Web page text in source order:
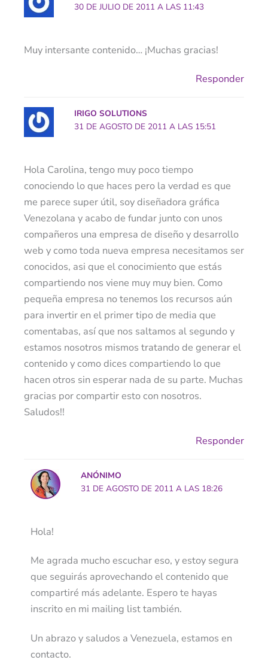
30 DE JULIO DE 2011 A LAS 11:43
Muy intersante contenido… ¡Muchas gracias!
Responder
IRIGO SOLUTIONS
31 DE AGOSTO DE 2011 A LAS 15:51
Hola Carolina, tengo muy poco tiempo
conociendo lo que haces pero la verdad es que
me parece super útil, soy diseñadora gráfica
Venezolana y acabo de fundar junto con unos
compañeros una empresa de diseño y desarrollo
web y como toda nueva empresa necesitamos ser
conocidos, asi que el conocimiento que estás
compartiendo nos viene muy muy bien. Como
pequeña empresa no tenemos los recursos aún
para invertir en el primer tipo de media que
comentabas, así que nos saltamos al segundo y
estamos nosotros mismos tratando de generar el
contenido y como dices compartiendo lo que
hacen otros sin esperar nada de su parte. Muchas
gracias por compartir esto con nosotros.
Saludos!!
Responder
ANÓNIMO
31 DE AGOSTO DE 2011 A LAS 18:26
Hola!
Me agrada mucho escuchar eso, y estoy segura
que seguirás aprovechando el contenido que
compartiré más adelante. Espero te hayas
inscrito en mi mailing list también.
Un abrazo y saludos a Venezuela, estamos en
contacto.